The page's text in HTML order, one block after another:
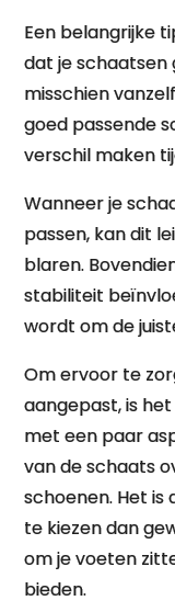
Een belangrijke
dat je schaatsen
misschien
goed passende
verschil maken
Wanneer je
passen, kan dit
blaren.
stabiliteit
wordt om de
Om ervoor te
aangepast, is
met een paar
van de schaats
schoenen. Het
te kiezen dan
om je voeten
bieden.